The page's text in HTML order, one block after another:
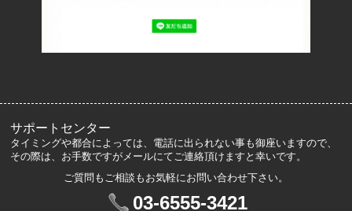
サポートセンター
タイミングや都合によっては、電話に出られない事も御座いますので、
その際は、お手数ですがメールにてご連絡頂けますと幸いです。
ご質問もご相談もお気軽にお問い合わせ下さい。
03-6555-3421